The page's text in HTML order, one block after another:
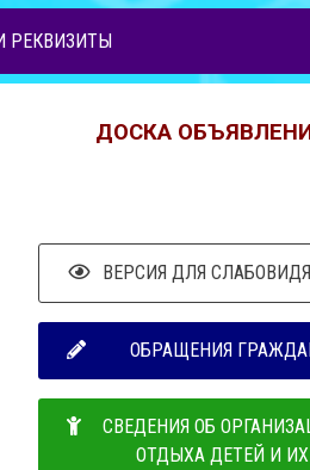
РЕКВИЗИТЫ
ДОСКА
ВЕРСИЯ ДЛЯ
ОБРАЩЕНИЯ
СВЕДЕНИЯ ОБ
ОТДЫХА ДЕТЕЙ И ИХ